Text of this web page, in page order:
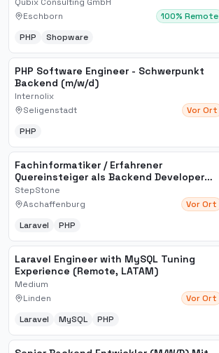
Eschborn
100% Remote
PHP Shopware
PHP Software Engineer - Schwerpunkt
Backend (m/w/d)
Internolix
Seligenstadt
Vor Ort
PHP
Fachinformatiker / Erfahrener
Quereinsteiger als Backend Developer
(m/w/d) PHP (Laravel)
StepStone
Aschaffenburg
Vor Ort
Laravel PHP
Laravel Engineer with MySQL Tuning
Experience (Remote, LATAM)
Medium
Linden
Vor Ort
Laravel MySQL PHP